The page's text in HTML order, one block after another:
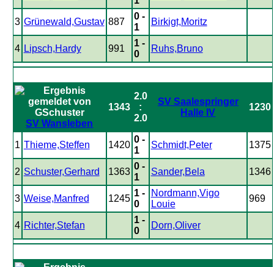
3 Grünewald,Gustav 887
0 -
1
Birkigt,Moritz
4 Lipsch,Hardy 991
1 -
0
Ruhs,Bruno
SV Wansleben
1343
2.0
:
2.0
SV Saalespringer
Halle IV
1230
1 Thieme,Steffen 1420
0 -
1
Schmidt,Peter 1375
2 Schuster,Gerhard 1363
0 -
1
Sander,Bela 1346
3 Weise,Manfred 1245
1 -
0
Nordmann,Vigo
Louie
969
4 Richter,Stefan
1 -
0
Dorn,Oliver